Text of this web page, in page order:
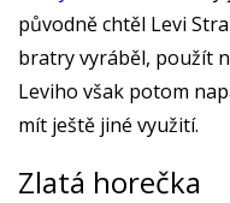
původně chtěl Levi
bratry vyráběl, použít
Leviho však potom
mít ještě jiné využití.
Zlatá horečka